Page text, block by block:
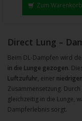
Zum Warenkorb
Direct Lung –
Beim DL-Dampfen wird
in die Lunge gezogen.
Luftzufuhr, einer
Zusammensetzung.
gleichzeitig in die Lunge,
Dampferlebnis sorgt.